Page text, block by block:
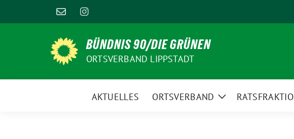
zum
BÜNDNIS 90/DIE GRÜNEN
ORTSVERBAND LIPPSTADT
AKTUELLES ORTSVERBAND
Zeige